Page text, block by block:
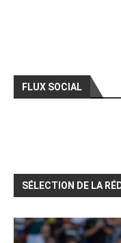
FLUX SOCIAL
SÉLECTION DE LA